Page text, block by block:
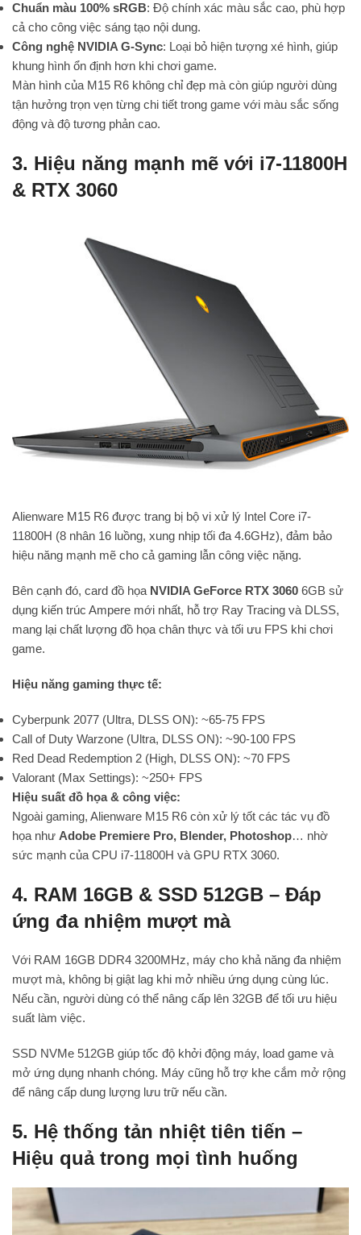
Chuẩn màu 100% sRGB: Độ chính xác màu sắc cao, phù hợp
cả cho công việc sáng tạo nội dung.
Công nghệ NVIDIA G-Sync: Loại bỏ hiện tượng xé hình, giúp
khung hình ổn định hơn khi chơi game.
Màn hình của M15 R6 không chỉ đẹp mà còn giúp người dùng
tận hưởng trọn vẹn từng chi tiết trong game với màu sắc sống
động và độ tương phản cao.
3. Hiệu năng mạnh mẽ với i7-11800H
& RTX 3060
Alienware M15 R6 được trang bị bộ vi xử lý Intel Core i7-
11800H (8 nhân 16 luồng, xung nhịp tối đa 4.6GHz), đảm bảo
hiệu năng mạnh mẽ cho cả gaming lẫn công việc nặng.
Bên cạnh đó, card đồ họa NVIDIA GeForce RTX 3060 6GB sử
dụng kiến trúc Ampere mới nhất, hỗ trợ Ray Tracing và DLSS,
mang lại chất lượng đồ họa chân thực và tối ưu FPS khi chơi
game.
Hiệu năng gaming thực tế:
Cyberpunk 2077 (Ultra, DLSS ON): ~65-75 FPS
Call of Duty Warzone (Ultra, DLSS ON): ~90-100 FPS
Red Dead Redemption 2 (High, DLSS ON): ~70 FPS
Valorant (Max Settings): ~250+ FPS
Hiệu suất đồ họa & công việc:
Ngoài gaming, Alienware M15 R6 còn xử lý tốt các tác vụ đồ
họa như Adobe Premiere Pro, Blender, Photoshop… nhờ
sức mạnh của CPU i7-11800H và GPU RTX 3060.
4. RAM 16GB & SSD 512GB – Đáp
ứng đa nhiệm mượt mà
Với RAM 16GB DDR4 3200MHz, máy cho khả năng đa nhiệm
mượt mà, không bị giật lag khi mở nhiều ứng dụng cùng lúc.
Nếu cần, người dùng có thể nâng cấp lên 32GB để tối ưu hiệu
suất làm việc.
SSD NVMe 512GB giúp tốc độ khởi động máy, load game và
mở ứng dụng nhanh chóng. Máy cũng hỗ trợ khe cắm mở rộng
để nâng cấp dung lượng lưu trữ nếu cần.
5. Hệ thống tản nhiệt tiên tiến –
Hiệu quả trong mọi tình huống